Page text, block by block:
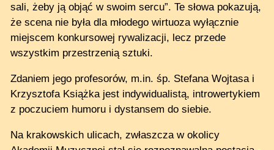
sali, żeby ją objąć w swoim sercu”. Te słowa pokazują,
że scena nie była dla młodego wirtuoza wyłącznie
miejscem konkursowej rywalizacji, lecz przede
wszystkim przestrzenią sztuki.
Zdaniem jego profesorów, m.in. śp. Stefana Wojtasa i
Krzysztofa Książka jest indywidualistą, introwertykiem
z poczuciem humoru i dystansem do siebie.
Na krakowskich ulicach, zwłaszcza w okolicy